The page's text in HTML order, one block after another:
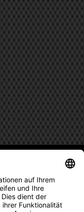
FANSHOP
NEUIGKEIT ODER